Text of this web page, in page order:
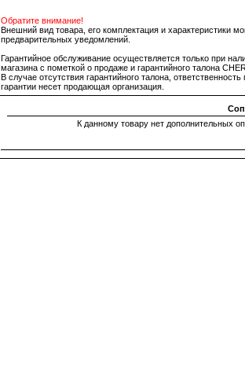
Обратите внимание!
Внешний вид товара, его комплектация и характеристики
предварительных уведомлений.
Гарантийное обслуживание осуществляется только при
магазина с пометкой о продаже и гарантийного талона
В случае отсутствия гарантийного талона,
гарантии несет продающая организация.
К данному товару нет дополнительных